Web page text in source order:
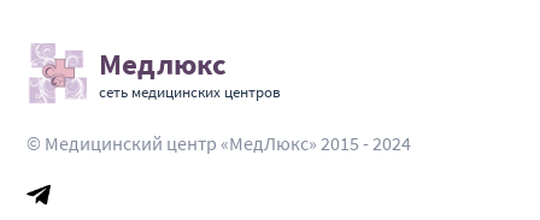
Медлюкс
сеть медицинских центров
© Медицинский центр «МедЛюкс» 2015 - 2024